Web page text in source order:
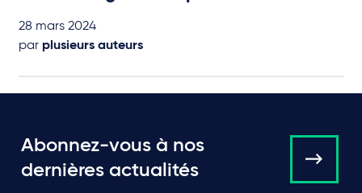
28 mars 2024
par plusieurs auteurs
Abonnez-vous à nos
dernières actualités